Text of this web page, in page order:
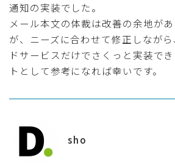
通知の実装でした。
メール本文の体裁は改善の余地が
が、ニーズに合わせて修正しなが
ドサービスだけでさくっと実装で
トとして参考になれば幸いです。
sho